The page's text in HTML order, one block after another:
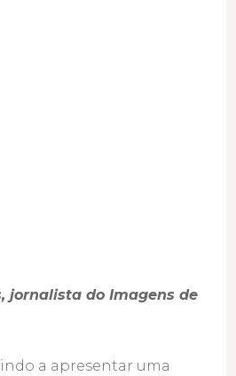
jornalista do Imagens de
a apresentar uma